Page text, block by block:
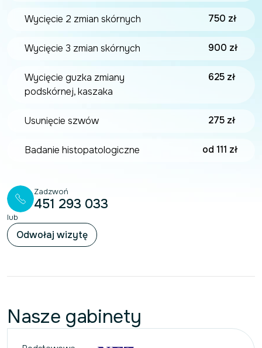
Wycięcie 2 zmian skórnych 750 zł
Wycięcie 3 zmian skórnych 900 zł
Wycięcie guzka zmiany
podskórnej, kaszaka
625 zł
Usunięcie szwów 275 zł
Badanie histopatologiczne od 111 zł
Zadzwoń
451 293 033
lub
Odwołaj wizytę
Nasze gabinety